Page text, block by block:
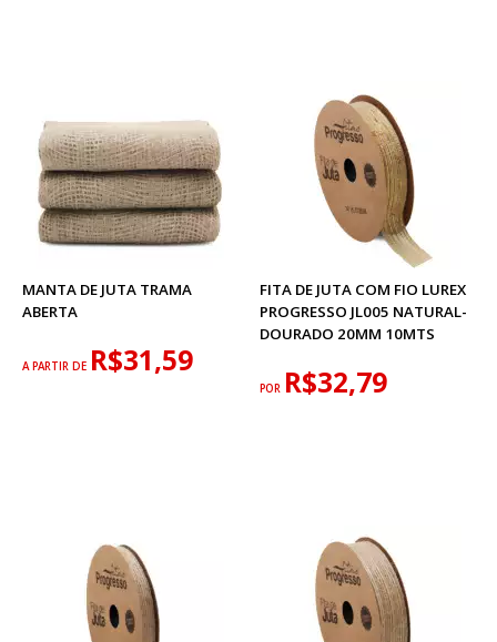
MANTA DE JUTA TRAMA
ABERTA
A PARTIR DE R$31,59
FITA DE JUTA COM FIO LUREX
PROGRESSO JL005 NATURAL-
DOURADO 20MM 10MTS
POR R$32,79